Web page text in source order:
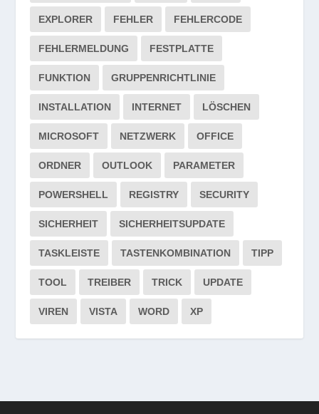
EXPLORER FEHLER FEHLERCODE
FEHLERMELDUNG FESTPLATTE
FUNKTION GRUPPENRICHTLINIE
INSTALLATION INTERNET LÖSCHEN
MICROSOFT NETZWERK OFFICE
ORDNER OUTLOOK PARAMETER
POWERSHELL REGISTRY SECURITY
SICHERHEIT SICHERHEITSUPDATE
TASKLEISTE TASTENKOMBINATION TIPP
TOOL TREIBER TRICK UPDATE
VIREN VISTA WORD XP